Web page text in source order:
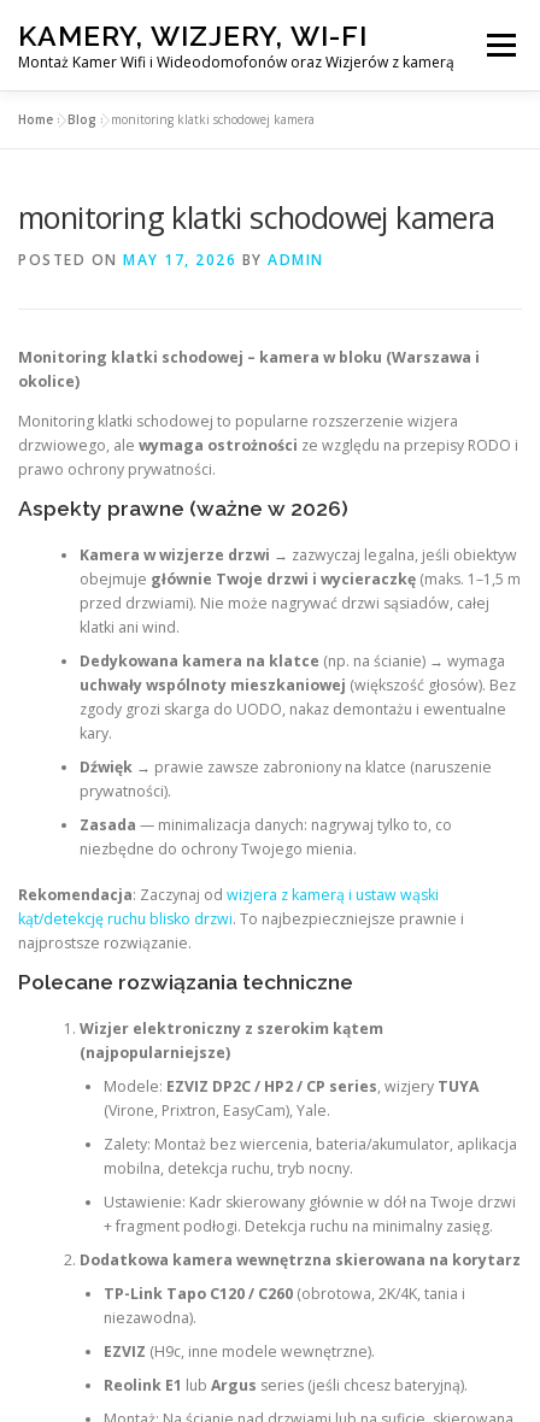
content
KAMERY, WIZJERY, WI-FI
Montaż Kamer Wifi i Wideodomofonów oraz Wizjerów z kamerą
Menu
MONTAŻ WIDEDOMOFONÓW
Home »Blog »monitoring klatki schodowej kamera
monitoring klatki schodowej kamera
POSTED ON MAY 17, 2026 BY ADMIN
Monitoring klatki schodowej – kamera w bloku (Warszawa i
okolice)
Monitoring klatki schodowej to popularne rozszerzenie wizjera
drzwiowego, ale wymaga ostrożności ze względu na przepisy RODO i
prawo ochrony prywatności.
Aspekty prawne (ważne w 2026)
Kamera w wizjerze drzwi → zazwyczaj legalna, jeśli obiektyw
obejmuje głównie Twoje drzwi i wycieraczkę(maks. 1–1,5 m
przed drzwiami). Nie może nagrywać drzwi sąsiadów, całej
klatki ani wind.
Dedykowana kamera na klatce (np. na ścianie) → wymaga
uchwały wspólnoty mieszkaniowej (większość głosów). Bez
zgody grozi skarga do UODO, nakaz demontażu i ewentualne
kary.
Dźwięk→ prawie zawsze zabroniony na klatce (naruszenie
prywatności).
Zasada — minimalizacja danych: nagrywaj tylko to, co
niezbędne do ochrony Twojego mienia.
Rekomendacja: Zaczynaj od wizjera z kamerą i ustaw wąski
kąt/detekcję ruchu blisko drzwi. To najbezpieczniejsze prawnie i
najprostsze rozwiązanie.
Polecane rozwiązania techniczne
Wizjer elektroniczny z szerokim kątem
(najpopularniejsze)
Modele: EZVIZ DP2C / HP2 / CP series, wizjery TUYA
(Virone, Prixtron, EasyCam), Yale.
Zalety: Montaż bez wiercenia, bateria/akumulator, aplikacja
mobilna, detekcja ruchu, tryb nocny.
Ustawienie: Kadr skierowany głównie w dół na Twoje drzwi
+ fragment podłogi. Detekcja ruchu na minimalny zasięg.
Dodatkowa kamera wewnętrzna skierowana na korytarz
TP-Link Tapo C120 / C260(obrotowa, 2K/4K, tania i
niezawodna).
EZVIZ (H9c, inne modele wewnętrzne).
Reolink E1 lub Argus series (jeśli chcesz bateryjną).